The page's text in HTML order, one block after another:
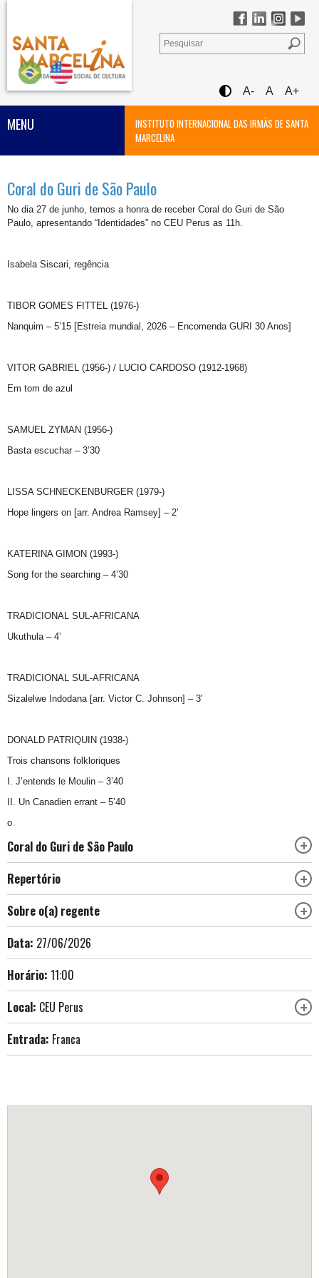
A- A A+
INSTITUTO INTERNACIONAL DAS IRMÃS DE SANTA
MARCELINA
MENU
Coral do Guri de São Paulo
No dia 27 de junho, temos a honra de receber Coral do Guri de São
Paulo, apresentando “Identidades” no CEU Perus as 11h.
Isabela Siscari, regência
TIBOR GOMES FITTEL (1976-)
Nanquim – 5’15 [Estreia mundial, 2026 – Encomenda GURI 30 Anos]
VITOR GABRIEL (1956-) / LUCIO CARDOSO (1912-1968)
Em tom de azul
SAMUEL ZYMAN (1956-)
Basta escuchar – 3’30
LISSA SCHNECKENBURGER (1979-)
Hope lingers on [arr. Andrea Ramsey] – 2’
KATERINA GIMON (1993-)
Song for the searching – 4’30
TRADICIONAL SUL-AFRICANA
Ukuthula – 4’
TRADICIONAL SUL-AFRICANA
Sizalelwe Indodana [arr. Victor C. Johnson] – 3′
DONALD PATRIQUIN (1938-)
Trois chansons folkloriques
I. J’entends le Moulin – 3’40
II. Un Canadien errant – 5’40
o
Coral do Guri de São Paulo
Repertório
Sobre o(a) regente
Data: 27/06/2026
Horário: 11:00
Local: CEU Perus
Entrada: Franca